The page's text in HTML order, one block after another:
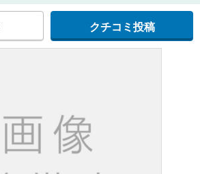
クチコミ投稿